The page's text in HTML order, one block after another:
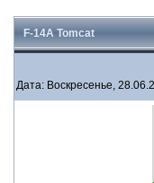
F-14A Tomcat
Дата: Воскресенье,